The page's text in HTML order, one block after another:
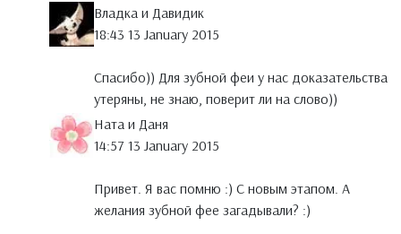
Владка и Давидик
18:43 13 January 2015
Спасибо)) Для зубной феи у нас доказательства
утеряны, не знаю, поверит ли на слово))
Ната и Даня
14:57 13 January 2015
Привет. Я вас помню :) С новым этапом. А
желания зубной фее загадывали? :)